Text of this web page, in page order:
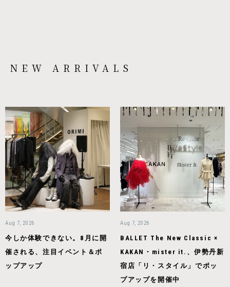
NEW ARRIVALS
Aug 7, 2026
今しか体験できない。8月に開
催される、注目イベント＆ポ
ップアップ
Aug 7, 2026
BALLET The New Classic ×
KAKAN・mister it.、伊勢丹新
宿店「リ・スタイル」でポッ
プアップを開催中